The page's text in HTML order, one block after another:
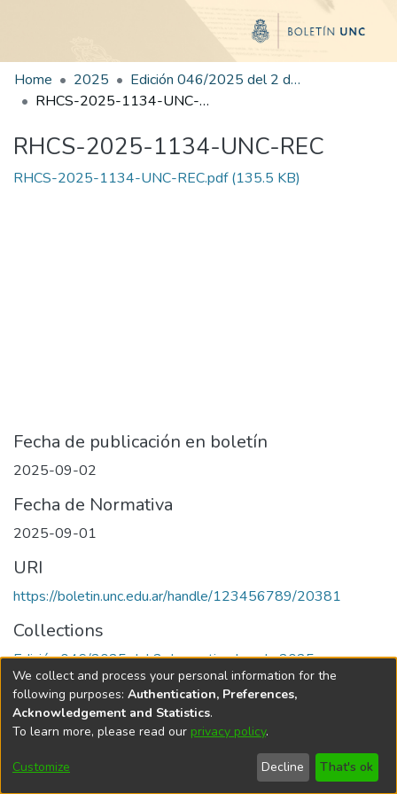
Home 2025
Edición 046/2025 del 2 de septiembre de 2025
RHCS-2025-1134-UNC-REC
RHCS-2025-1134-UNC-REC
RHCS-2025-1134-UNC-REC.pdf(135.5 KB)
Fecha de publicación en boletín
2025-09-02
Fecha de Normativa
2025-09-01
URI
https://boletin.unc.edu.ar/handle/123456789/20381
Collections
Edición 046/2025 del 2 de septiembre de 2025
Universidad Nacional de Córdoba
We collect and process your personal information for the
following purposes: Authentication, Preferences,
Acknowledgement and Statistics.
To learn more, please read our privacy policy.
Customize Decline That's ok